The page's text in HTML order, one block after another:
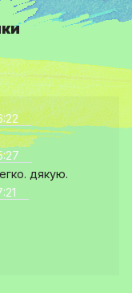
дякую.